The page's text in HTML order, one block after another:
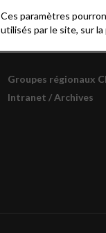
Groupes régionaux
Intranet / Archives
Ces paramètres
utilisés par le site, sur la